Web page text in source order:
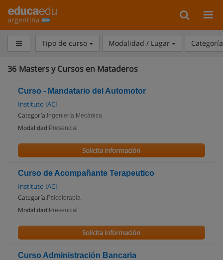
argentina
Tipo de curso Modalidad / Lugar
36 Masters y Cursos en Mataderos
Curso - Mandatario del Automotor
Instituto IACI
Categoría: Ingeniería Mecánica
Modalidad: Presencial
Solicita información
Curso de Acompañante Terapeutico
Instituto IACI
Categoría: Psicoterapia
Modalidad: Presencial
Solicita información
Curso Administración Bancaria